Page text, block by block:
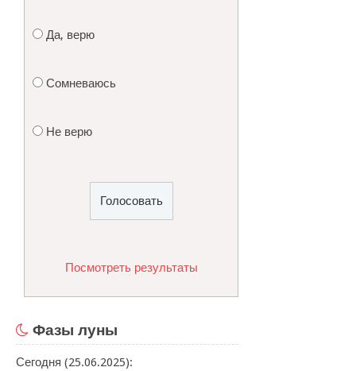
Да, верю
Сомневаюсь
Не верю
Посмотреть результаты
Фазы луны
Сегодня (25.06.2025):